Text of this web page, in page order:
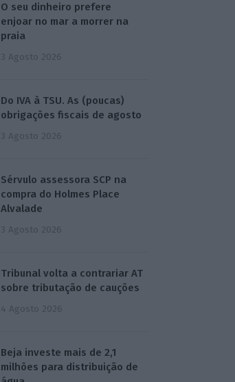
O seu dinheiro prefere
enjoar no mar a morrer na
praia
3 Agosto 2026
Do IVA à TSU. As (poucas)
obrigações fiscais de agosto
3 Agosto 2026
Sérvulo assessora SCP na
compra do Holmes Place
Alvalade
3 Agosto 2026
Tribunal volta a contrariar AT
sobre tributação de cauções
4 Agosto 2026
Beja investe mais de 2,1
milhões para distribuição de